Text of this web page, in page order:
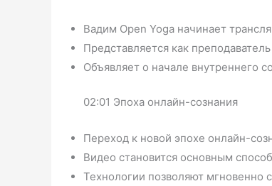
Вадим Open Yoga начинает
Представляется как
Объявляет о начале внутреннего
02:01 Эпоха онлайн-сознания
Переход к новой эпохе онлайн-
Видео становится основным
Технологии позволяют мгновенно